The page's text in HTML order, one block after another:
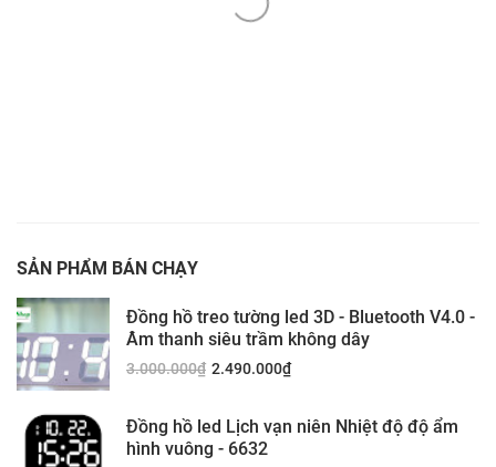
SẢN PHẨM BÁN CHẠY
Đồng hồ treo tường led 3D - Bluetooth V4.0 -
Âm thanh siêu trầm không dây
3.000.000₫ 2.490.000₫
Đồng hồ led Lịch vạn niên Nhiệt độ độ ẩm
hình vuông - 6632